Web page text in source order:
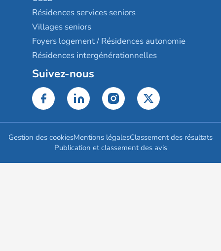
Résidences services seniors
Villages seniors
Foyers logement / Résidences autonomie
Résidences intergénérationnelles
Suivez-nous
Gestion des cookiesMentions légalesClassement des résultats
Publication et classement des avis